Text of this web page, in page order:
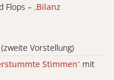
Flops – „Bilanz
Vorstellung)
Stimmen“ mit